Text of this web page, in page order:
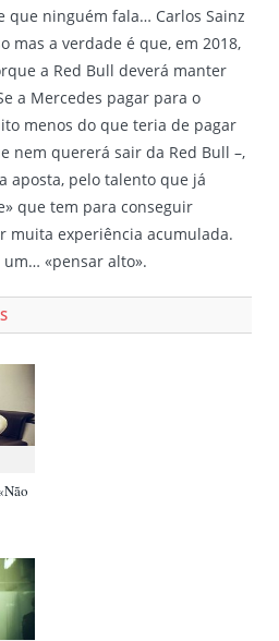
que ninguém fala… Carlos Sainz
mas a verdade é que, em 2018,
a Red Bull deverá manter
a Mercedes pagar para o
menos do que teria de pagar
nem quererá sair da Red Bull –,
aposta, pelo talento que já
que tem para conseguir
muita experiência acumulada.
«pensar alto».